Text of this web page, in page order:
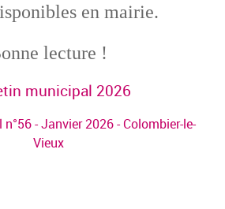
en mairie.
lecture !
municipal 2026
- Janvier 2026 - Colombier-le-
Vieux